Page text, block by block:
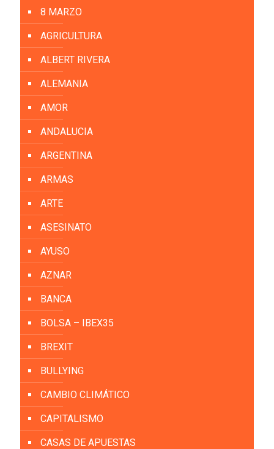
8 MARZO
AGRICULTURA
ALBERT RIVERA
ALEMANIA
AMOR
ANDALUCIA
ARGENTINA
ARMAS
ARTE
ASESINATO
AYUSO
AZNAR
BANCA
BOLSA – IBEX35
BREXIT
BULLYING
CAMBIO CLIMÁTICO
CAPITALISMO
CASAS DE APUESTAS